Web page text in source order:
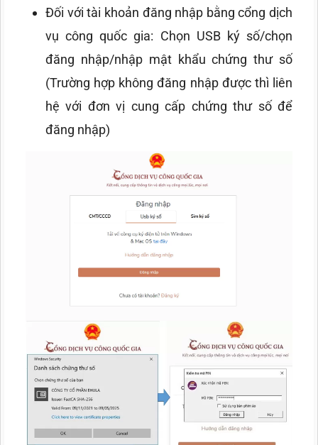
Đối với tài khoản đăng nhập bằng cổng dịch
vụ công quốc gia: Chọn USB ký số/chọn
đăng nhập/nhập mật khẩu chứng thư số
(Trường hợp không đăng nhập được thì liên
hệ với đơn vị cung cấp chứng thư số để
đăng nhập)